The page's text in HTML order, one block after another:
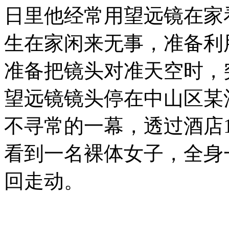
日里他经常用望远镜在
生在家闲来无事，准备
准备把镜头对准天空时
望远镜镜头停在中山区
不寻常的一幕，透过酒
看到一名裸体女子，全
回走动。